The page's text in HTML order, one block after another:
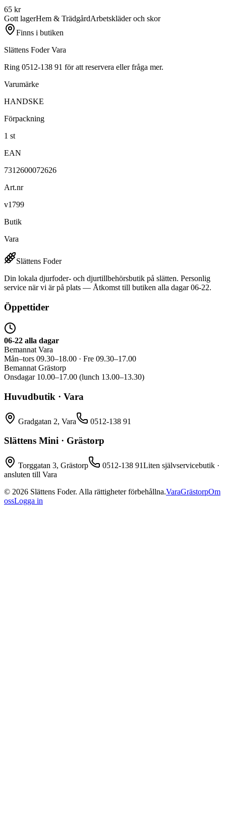
65 kr
Gott lagerHem & TrädgårdArbetskläder och skor
Finns i butiken
Slättens Foder Vara
Ring 0512-138 91 för att reservera eller fråga mer.
Varumärke
HANDSKE
Förpackning
1 st
EAN
7312600072626
Art.nr
v1799
Butik
Vara
Slättens Foder
Din lokala djurfoder- och djurtillbehörsbutik på slätten. Personlig
service när vi är på plats — Åtkomst till butiken alla dagar 06-22.
Öppettider
06-22 alla dagar
Bemannat Vara
Mån–tors 09.30–18.00 · Fre 09.30–17.00
Bemannat Grästorp
Onsdagar 10.00–17.00 (lunch 13.00–13.30)
Huvudbutik · Vara
Gradgatan 2, Vara 0512-138 91
Slättens Mini · Grästorp
Torggatan 3, Grästorp 0512-138 91Liten självservicebutik ·
ansluten till Vara
© 2026 Slättens Foder. Alla rättigheter förbehållna.VaraGrästorpOm
ossLogga in